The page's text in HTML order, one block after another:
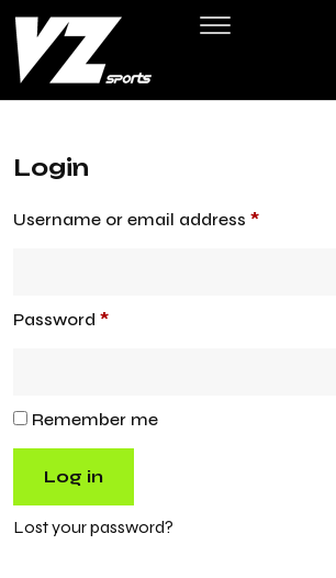
Login
Username or email address *
Password *
Remember me
Log in
Lost your password?